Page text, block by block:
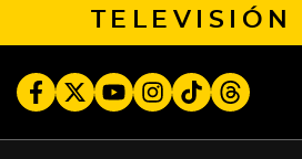
TELEVISIÓN
FacebookTwitterYoutubeInstagram
TikTokThreads